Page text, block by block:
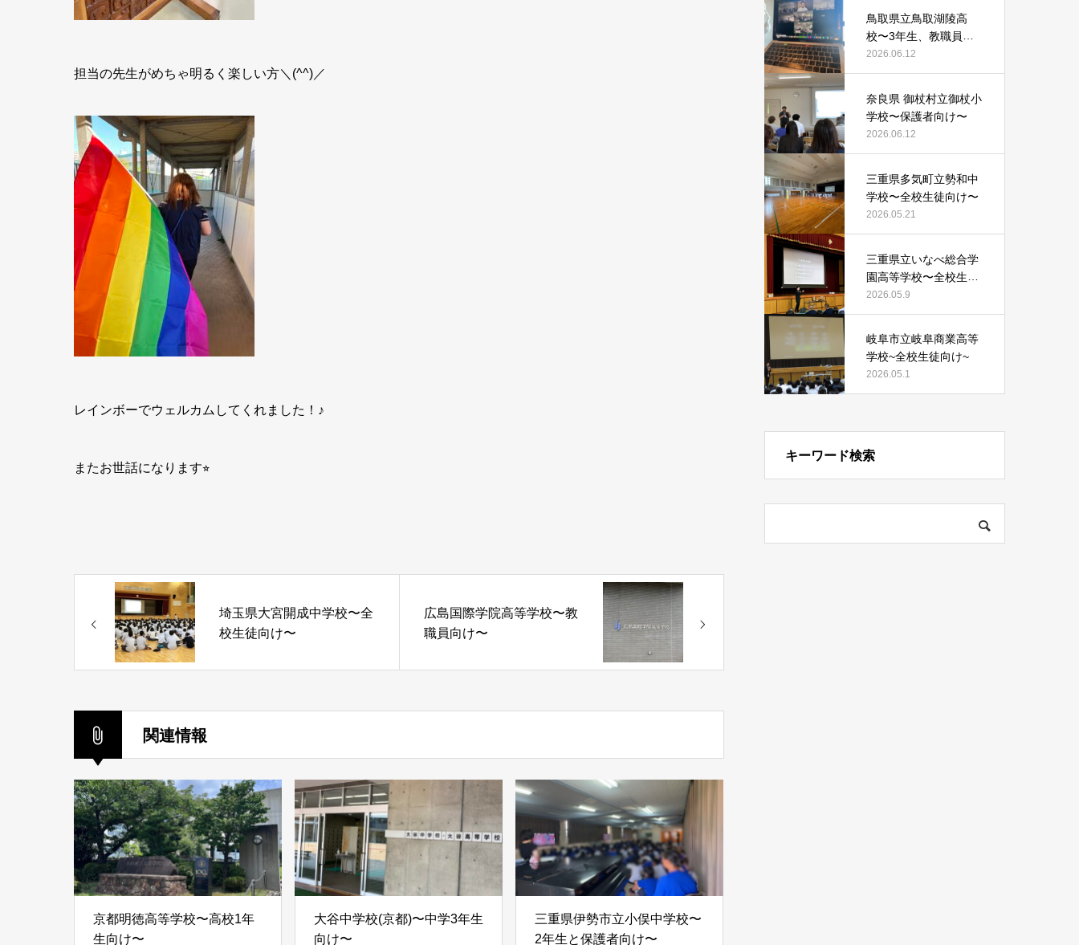
担当の先生がめちゃ明るく楽しい方＼(^^)／
レインボーでウェルカムしてくれました！♪
またお世話になります⭐︎
埼玉県大宮開成中学校〜全
校生徒向け〜
広島国際学院高等学校〜教
職員向け〜
関連情報
京都明徳高等学校〜高校1年
生向け〜
大谷中学校(京都)〜中学3年生
向け〜
三重県伊勢市立小俣中学校〜
2年生と保護者向け〜
鳥取県立鳥取湖陵高
校〜3年生、教職員向
け〜
2026.06.12
奈良県 御杖村立御杖小
学校〜保護者向け〜
2026.06.12
三重県多気町立勢和中
学校〜全校生徒向け〜
2026.05.21
三重県立いなべ総合学
園高等学校〜全校生徒
向け〜
2026.05.9
岐阜市立岐阜商業高等
学校~全校生徒向け~
2026.05.1
キーワード検索